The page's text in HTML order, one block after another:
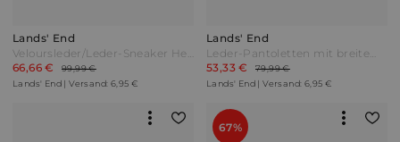
Lands' End
Veloursleder/Leder-Sneaker Herren Blau by Lands' End
66,66 €
99,99 €
Lands' End | Versand: 6,95 €
Lands' End
Leder-Pantoletten mit breitem Riemen Herren Schwarz by Lands' End
53,33 €
79,99 €
Lands' End | Versand: 6,95 €
67%